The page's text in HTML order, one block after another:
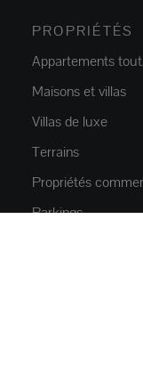
PROPRIÉTÉS
Appartements
Maisons et villas
Villas de luxe
Terrains
Propriétés
Parkings